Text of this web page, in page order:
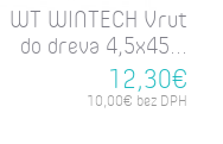
WT WINTECH Vrut
do dreva 4,5x45...
12,30€
10,00€ bez DPH